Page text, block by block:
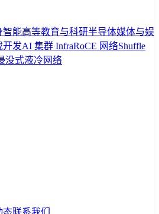
智能高等教育与科研半导体媒体与娱
开发AI 集群 InfraRoCE 网络Shuffle
没式液冷网络
态联系我们